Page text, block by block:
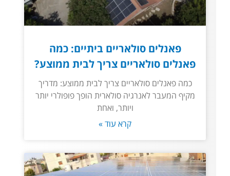
פאנלים סולאריים ביתיים: כמה
פאנלים סולאריים צריך לבית ממוצע?
כמה פאנלים סולאריים צריך לבית ממוצע: מדריך
מקיף המעבר לאנרגיה סולארית הופך פופולרי יותר
ויותר, ואחת
קרא עוד »